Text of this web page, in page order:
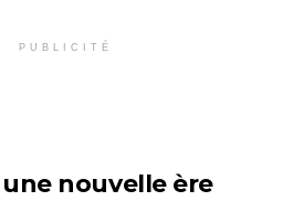
PUBLICITÉ
nouvelle ère